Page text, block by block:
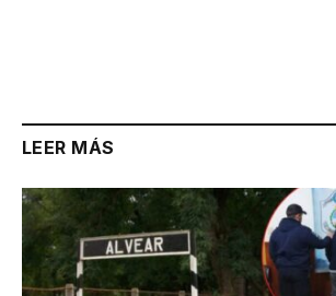
LEER MÁS